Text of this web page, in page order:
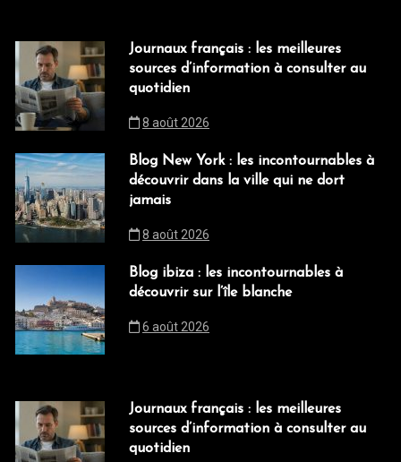
Journaux français : les meilleures
sources d’information à consulter au
quotidien
8 août 2026
Blog New York : les incontournables à
découvrir dans la ville qui ne dort
jamais
8 août 2026
Blog ibiza : les incontournables à
découvrir sur l’île blanche
6 août 2026
Journaux français : les meilleures
sources d’information à consulter au
quotidien